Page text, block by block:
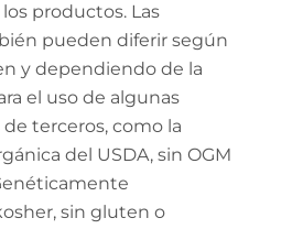
productos. Las
pueden diferir según
y dependiendo de la
el uso de algunas
terceros, como la
del USDA, sin OGM
sin gluten o